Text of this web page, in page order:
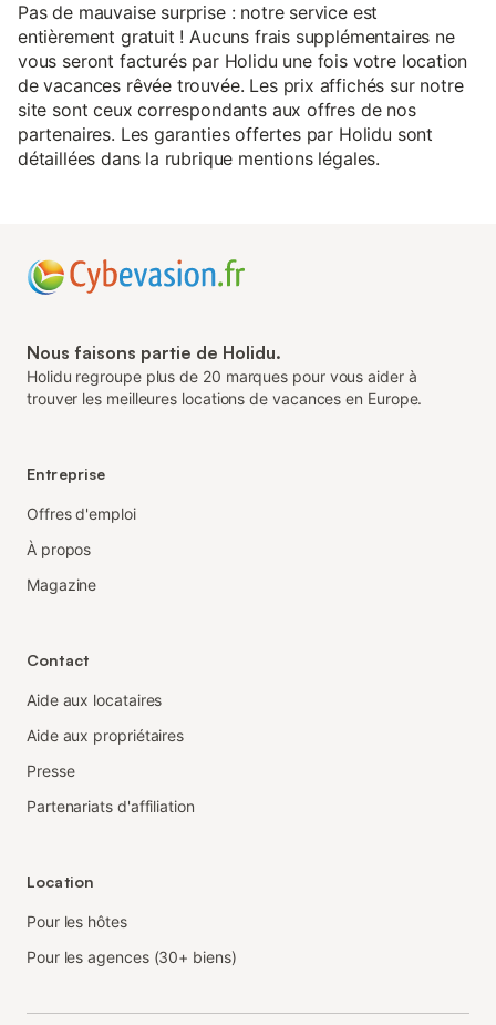
Pas de mauvaise surprise : notre service est
entièrement gratuit ! Aucuns frais supplémentaires ne
vous seront facturés par Holidu une fois votre location
de vacances rêvée trouvée. Les prix affichés sur notre
site sont ceux correspondants aux offres de nos
partenaires. Les garanties offertes par Holidu sont
détaillées dans la rubrique mentions légales.
Nous faisons partie de Holidu.
Holidu regroupe plus de 20 marques pour vous aider à
trouver les meilleures locations de vacances en Europe.
Entreprise
Offres d'emploi
À propos
Magazine
Contact
Aide aux locataires
Aide aux propriétaires
Presse
Partenariats d'affiliation
Location
Pour les hôtes
Pour les agences (30+ biens)